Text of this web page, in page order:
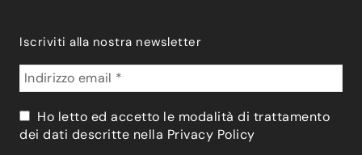
Iscriviti alla nostra newsletter
Ho letto ed accetto le modalità di trattamento
dei dati descritte nella Privacy Policy